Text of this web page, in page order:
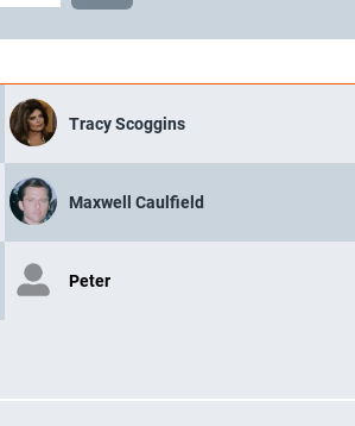
Tracy Scoggins
Maxwell Caulfield
Peter